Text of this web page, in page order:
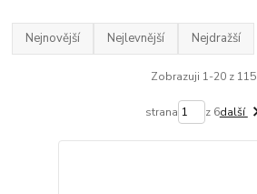
Nejnovější Nejlevnější Nejdražší
Zobrazuji 1-20 z 115
strana z 6další